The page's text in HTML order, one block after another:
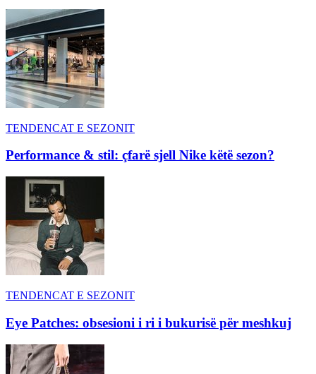
TENDENCAT E SEZONIT
Performance & stil: çfarë sjell Nike këtë sezon?
TENDENCAT E SEZONIT
Eye Patches: obsesioni i ri i bukurisë për meshkuj